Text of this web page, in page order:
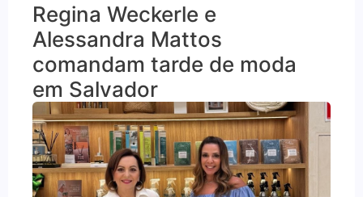
Regina Weckerle e
Alessandra Mattos
comandam tarde de moda
em Salvador